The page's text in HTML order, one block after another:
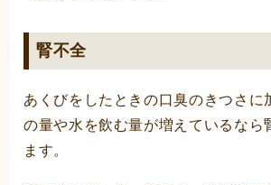
腎不全
あくびをしたときの口臭のきつさに
の量や水を飲む量が増えているなら
ます。